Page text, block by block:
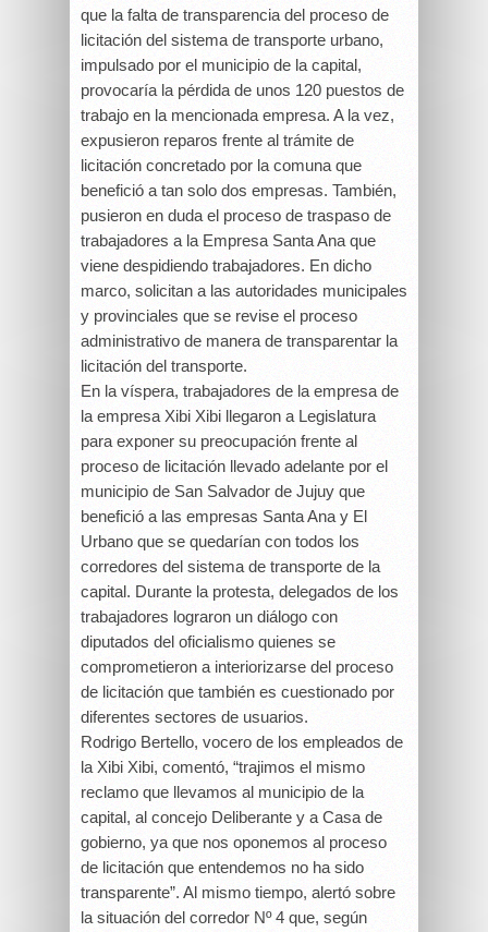
que la falta de transparencia del proceso de
licitación del sistema de transporte urbano,
impulsado por el municipio de la capital,
provocaría la pérdida de unos 120 puestos de
trabajo en la mencionada empresa. A la vez,
expusieron reparos frente al trámite de
licitación concretado por la comuna que
benefició a tan solo dos empresas. También,
pusieron en duda el proceso de traspaso de
trabajadores a la Empresa Santa Ana que
viene despidiendo trabajadores. En dicho
marco, solicitan a las autoridades municipales
y provinciales que se revise el proceso
administrativo de manera de transparentar la
licitación del transporte.
En la víspera, trabajadores de la empresa de
la empresa Xibi Xibi llegaron a Legislatura
para exponer su preocupación frente al
proceso de licitación llevado adelante por el
municipio de San Salvador de Jujuy que
benefició a las empresas Santa Ana y El
Urbano que se quedarían con todos los
corredores del sistema de transporte de la
capital. Durante la protesta, delegados de los
trabajadores lograron un diálogo con
diputados del oficialismo quienes se
comprometieron a interiorizarse del proceso
de licitación que también es cuestionado por
diferentes sectores de usuarios.
Rodrigo Bertello, vocero de los empleados de
la Xibi Xibi, comentó, “trajimos el mismo
reclamo que llevamos al municipio de la
capital, al concejo Deliberante y a Casa de
gobierno, ya que nos oponemos al proceso
de licitación que entendemos no ha sido
transparente”. Al mismo tiempo, alertó sobre
la situación del corredor Nº 4 que, según